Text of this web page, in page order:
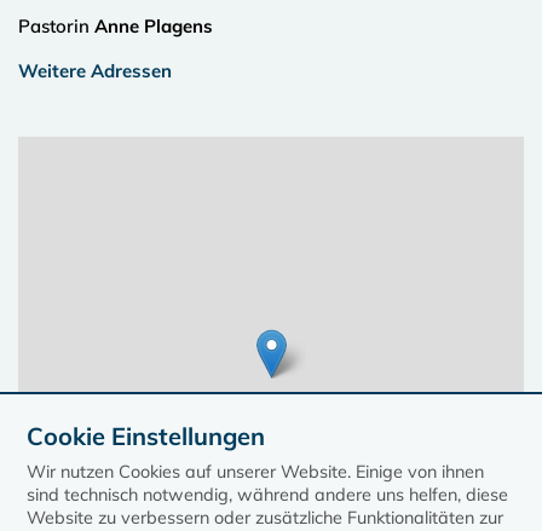
Pastorin Anne Plagens
Weitere Adressen
Cookie Einstellungen
Wir nutzen Cookies auf unserer Website. Einige von ihnen
sind technisch notwendig, während andere uns helfen, diese
Website zu verbessern oder zusätzliche Funktionalitäten zur